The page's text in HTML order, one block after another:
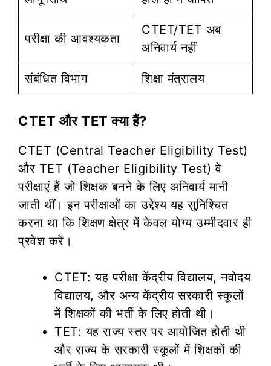
परीक्षा की आवश्यकता
CTET/TET अब
अनिवार्य नहीं
संबंधित विभाग शिक्षा मंत्रालय
CTET और TET क्या हैं?
CTET (Central Teacher Eligibility Test)
और TET (Teacher Eligibility Test) वे
परीक्षाएं हैं जो शिक्षक बनने के लिए अनिवार्य मानी
जाती थीं। इन परीक्षाओं का उद्देश्य यह सुनिश्चित
करना था कि शिक्षण क्षेत्र में केवल योग्य उम्मीदवार ही
प्रवेश करें।
CTET: यह परीक्षा केंद्रीय विद्यालय, नवोदय
विद्यालय, और अन्य केंद्रीय सरकारी स्कूलों
में शिक्षकों की भर्ती के लिए होती थी।
TET: यह राज्य स्तर पर आयोजित होती थी
और राज्य के सरकारी स्कूलों में शिक्षकों की